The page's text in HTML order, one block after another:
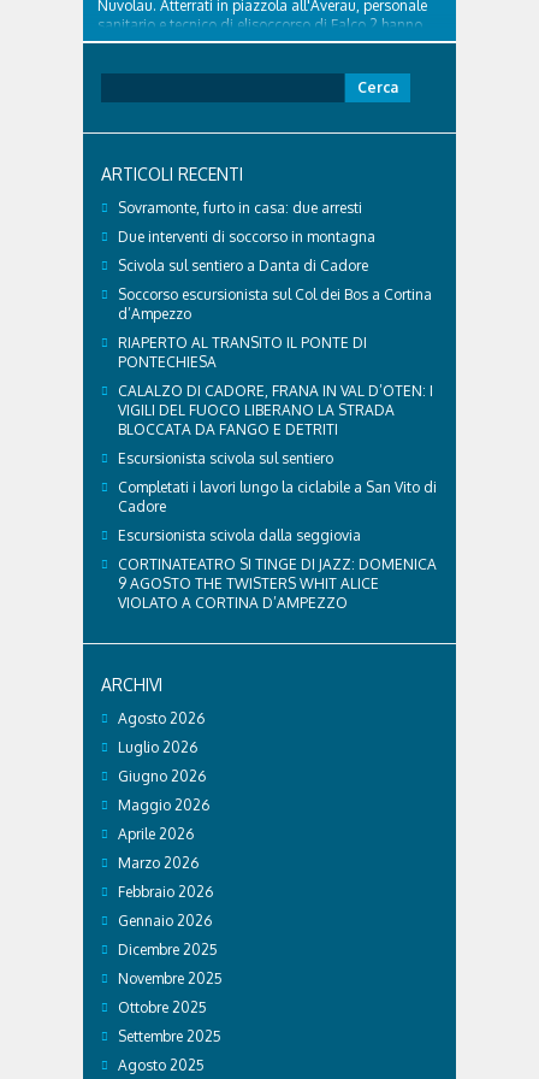
Nuvolau. Atterrati in piazzola all'Averau, personale
sanitario e tecnico di elisoccorso di Falco 2 hanno
raggiunto il 74enne di Teolo...
per:
ARTICOLI RECENTI
Sovramonte, furto in casa: due arresti
Due interventi di soccorso in montagna
Scivola sul sentiero a Danta di Cadore
Soccorso escursionista sul Col dei Bos a Cortina
d’Ampezzo
RIAPERTO AL TRANSITO IL PONTE DI
PONTECHIESA
CALALZO DI CADORE, FRANA IN VAL D’OTEN: I
VIGILI DEL FUOCO LIBERANO LA STRADA
BLOCCATA DA FANGO E DETRITI
Escursionista scivola sul sentiero
Completati i lavori lungo la ciclabile a San Vito di
Cadore
Escursionista scivola dalla seggiovia
CORTINATEATRO SI TINGE DI JAZZ: DOMENICA
9 AGOSTO THE TWISTERS WHIT ALICE
VIOLATO A CORTINA D’AMPEZZO
ARCHIVI
Agosto 2026
Luglio 2026
Giugno 2026
Maggio 2026
Aprile 2026
Marzo 2026
Febbraio 2026
Gennaio 2026
Dicembre 2025
Novembre 2025
Ottobre 2025
Settembre 2025
Agosto 2025